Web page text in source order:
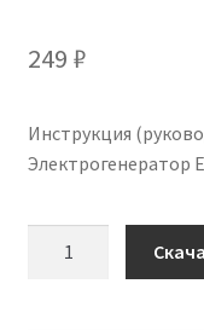
249 ₽
Инструкция
Электрогенератор